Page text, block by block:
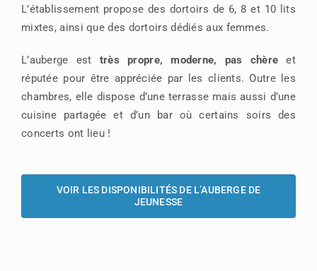
L’établissement propose des dortoirs de 6, 8 et 10 lits
mixtes, ainsi que des dortoirs dédiés aux femmes.
L’auberge est très propre, moderne, pas chère et
réputée pour être appréciée par les clients. Outre les
chambres, elle dispose d’une terrasse mais aussi d’une
cuisine partagée et d’un bar où certains soirs des
concerts ont lieu !
VOIR LES DISPONIBILITÉS DE L’AUBERGE DE
JEUNESSE